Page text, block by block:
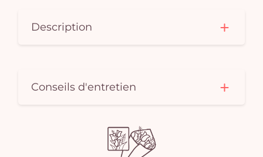
Description
Conseils d'entretien